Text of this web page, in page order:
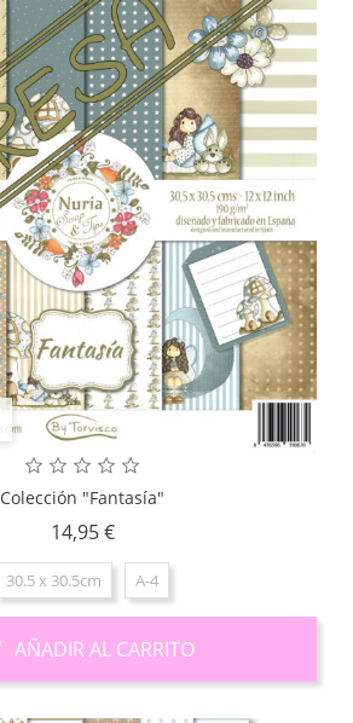
Colección "Fantasía"
14,95 €Precio
30.5 x 30.5cm A-4
AÑADIR AL CARRITO